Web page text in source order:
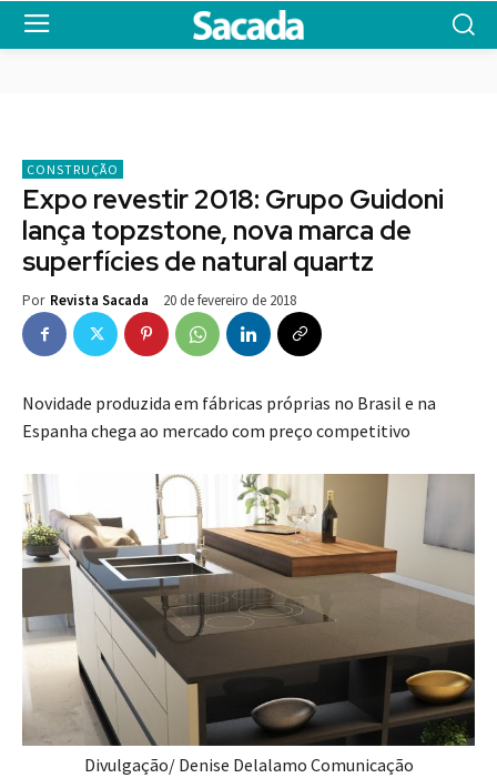
CONSTRUÇÃO
Expo revestir 2018: Grupo Guidoni
lança topzstone, nova marca de
superfícies de natural quartz
Por Revista Sacada 20 de fevereiro de 2018
Novidade produzida em fábricas próprias no Brasil e na
Espanha chega ao mercado com preço competitivo
Divulgação/ Denise Delalamo Comunicação